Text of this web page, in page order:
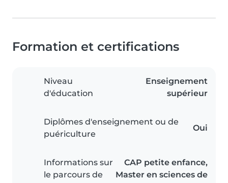
Formation et certifications
Niveau
d'éducation
Enseignement
supérieur
Diplômes d'enseignement ou de
puériculture
Oui
Informations sur
le parcours de
CAP petite enfance,
Master en sciences de